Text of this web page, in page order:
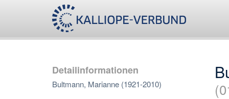
Detailinformationen
Bultmann, Marianne (1921-2010)